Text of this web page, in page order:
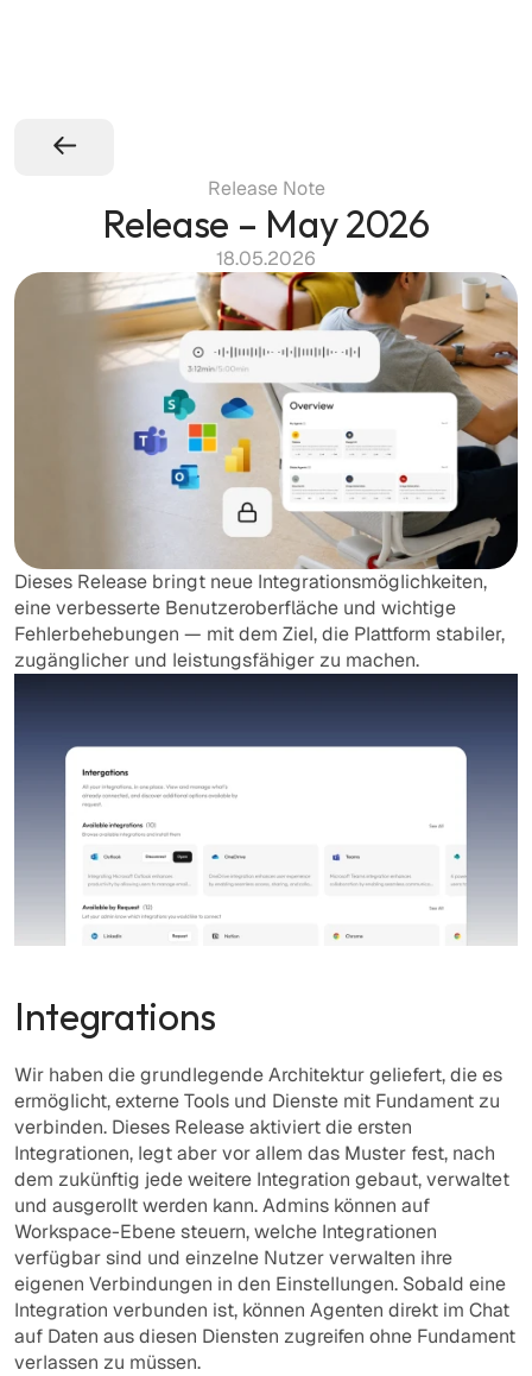
Release Note
Release – May 2026
18.05.2026
Dieses Release bringt neue Integrationsmöglichkeiten,
eine verbesserte Benutzeroberfläche und wichtige
Fehlerbehebungen — mit dem Ziel, die Plattform stabiler,
zugänglicher und leistungsfähiger zu machen.
Integrations
Wir haben die grundlegende Architektur geliefert, die es
ermöglicht, externe Tools und Dienste mit Fundament zu
verbinden. Dieses Release aktiviert die ersten
Integrationen, legt aber vor allem das Muster fest, nach
dem zukünftig jede weitere Integration gebaut, verwaltet
und ausgerollt werden kann. Admins können auf
Workspace-Ebene steuern, welche Integrationen
verfügbar sind und einzelne Nutzer verwalten ihre
eigenen Verbindungen in den Einstellungen. Sobald eine
Integration verbunden ist, können Agenten direkt im Chat
auf Daten aus diesen Diensten zugreifen ohne Fundament
verlassen zu müssen.